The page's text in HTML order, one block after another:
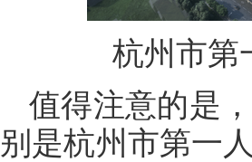
杭州市第
值得注意的是
别是杭州市第一